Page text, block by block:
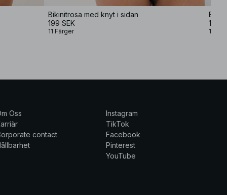
Bikinitrosa med knyt i sidan
199 SEK
11 Färger
199
11
Oss
contact
Instagram
TikTok
Facebook
Pinterest
YouTube